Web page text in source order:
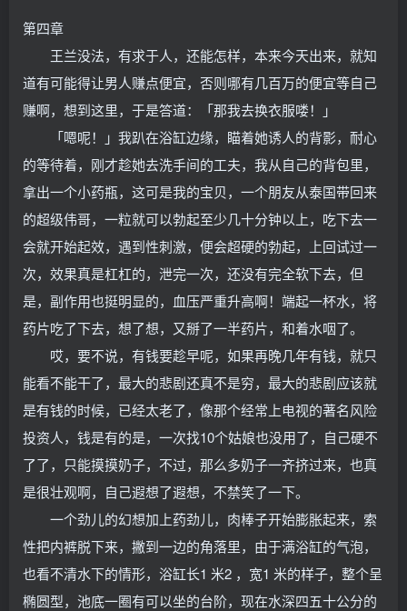
第四章
王兰没法，有求于人，还能怎样，本来今天出来，就知
道有可能得让男人赚点便宜，否则哪有几百万的便宜等自己
赚啊，想到这里，于是答道：「那我去换衣服喽！」
「嗯呢！」我趴在浴缸边缘，瞄着她诱人的背影，耐心
的等待着，刚才趁她去洗手间的工夫，我从自己的背包里，
拿出一个小药瓶，这可是我的宝贝，一个朋友从泰国带回来
的超级伟哥，一粒就可以勃起至少几十分钟以上，吃下去一
会就开始起效，遇到性刺激，便会超硬的勃起，上回试过一
次，效果真是杠杠的，泄完一次，还没有完全软下去，但
是，副作用也挺明显的，血压严重升高啊！端起一杯水，将
药片吃了下去，想了想，又掰了一半药片，和着水咽了。
哎，要不说，有钱要趁早呢，如果再晚几年有钱，就只
能看不能干了，最大的悲剧还真不是穷，最大的悲剧应该就
是有钱的时候，已经太老了，像那个经常上电视的著名风险
投资人，钱是有的是，一次找10个姑娘也没用了，自己硬不
了了，只能摸摸奶子，不过，那么多奶子一齐挤过来，也真
是很壮观啊，自己遐想了遐想，不禁笑了一下。
一个劲儿的幻想加上药劲儿，肉棒子开始膨胀起来，索
性把内裤脱下来，撇到一边的角落里，由于满浴缸的气泡，
也看不清水下的情形，浴缸长1 米2 ，宽1 米的样子，整个呈
椭圆型，池底一圈有可以坐的台阶，现在水深四五十公分的